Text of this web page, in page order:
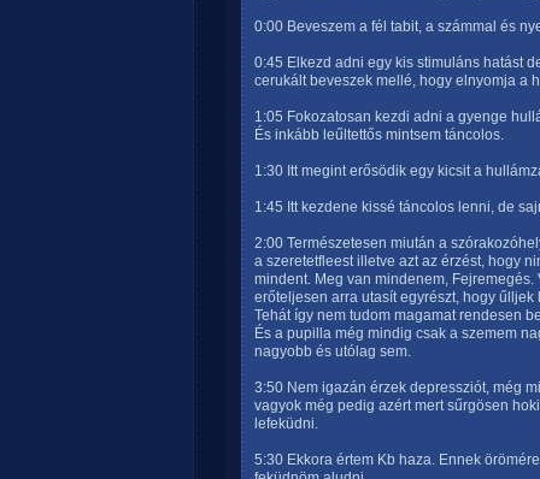
0:00 Beveszem a fél tabit, a számmal és
0:45 Elkezd adni egy kis stimuláns hatást
cerukált beveszek mellé, hogy elnyomja a
1:05 Fokozatosan kezdi adni a gyenge
És inkább leűltettős mintsem táncolos.
1:30 Itt megint erősödik egy kicsit a
1:45 Itt kezdene kissé táncolos lenni, de
2:00 Természetesen miután a
a szeretetfleest illetve azt az érzést, hogy
mindent. Meg van mindenem,
erőteljesen arra utasít egyrészt, hogy
Tehát így nem tudom magamat rendesen
És a pupilla még mindig csak a szemem
nagyobb és utólag sem.
3:50 Nem igazán érzek depressziót, még
vagyok még pedig azért mert sűrgösen
lefeküdni.
5:30 Ekkora értem Kb haza. Ennek